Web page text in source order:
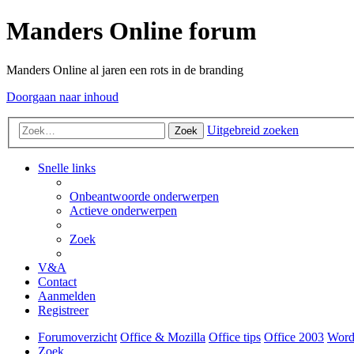
Manders Online forum
Manders Online al jaren een rots in de branding
Doorgaan naar inhoud
Zoek Uitgebreid zoeken
Snelle links
Onbeantwoorde onderwerpen
Actieve onderwerpen
Zoek
V&A
Contact
Aanmelden
Registreer
Forumoverzicht Office & Mozilla Office tips Office 2003